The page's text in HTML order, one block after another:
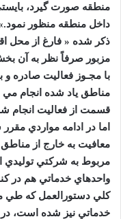
منطقه صورت گيرد،
داخل منطقه منظور
ذکر شده « فارغ از محل
مزبور صرفاً نظر به آن
با مجـوز فعاليت صادره
مناطق ياد شده انجام
قسمت از فعاليت انجام
اما در ادامه مواردي
معافيت به خارج از
مربوط به شرکتي توليدي
واحدهاي خدماتي هم در
کلي دستورالعمل که طي
خدماتي نيز شده است، در